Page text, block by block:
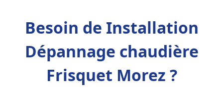
Besoin de Installation
Dépannage chaudière
Frisquet Morez ?